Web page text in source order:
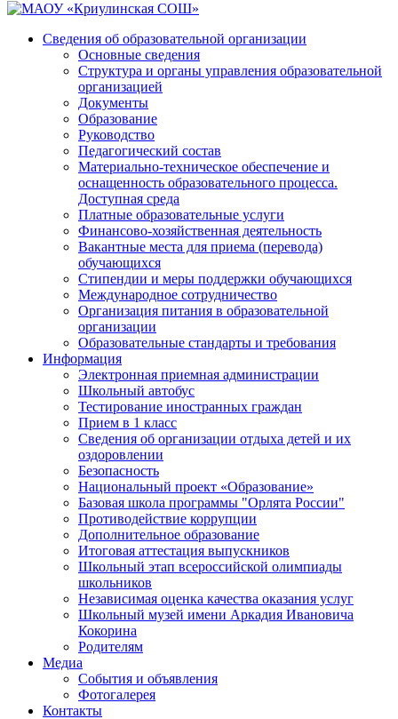
Сведения об образовательной организации
Основные сведения
Структура и органы управления образовательной
организацией
Документы
Образование
Руководство
Педагогический состав
Материально-техническое обеспечение и
оснащенность образовательного процесса.
Доступная среда
Платные образовательные услуги
Финансово-хозяйственная деятельность
Вакантные места для приема (перевода)
обучающихся
Стипендии и меры поддержки обучающихся
Международное сотрудничество
Организация питания в образовательной
организации
Образовательные стандарты и требования
Информация
Электронная приемная администрации
Школьный автобус
Тестирование иностранных граждан
Прием в 1 класс
Сведения об организации отдыха детей и их
оздоровлении
Безопасность
Национальный проект «Образование»
Базовая школа программы "Орлята России"
Противодействие коррупции
Дополнительное образование
Итоговая аттестация выпускников
Школьный этап всероссийской олимпиады
школьников
Независимая оценка качества оказания услуг
Школьный музей имени Аркадия Ивановича
Кокорина
Родителям
Медиа
События и объявления
Фотогалерея
Контакты